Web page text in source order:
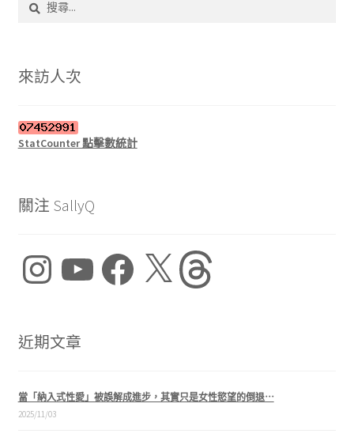
字:
來訪人次
StatCounter 點擊數統計
關注 SallyQ
InstagramYouTube Facebook Threads
近期文章
當「納入式性愛」被誤解成進步，其實只是女性慾望的倒退⋯
2025/11/03